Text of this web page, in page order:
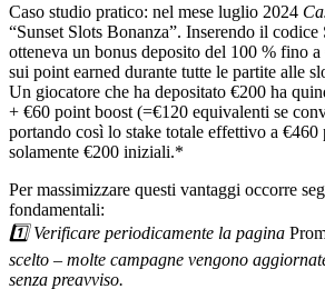
Caso studio pratico: nel mese luglio 2024
“Sunset Slots Bonanza”. Inserendo il
otteneva un bonus deposito del 100 % fino
sui point earned durante tutte le partite alle
Un giocatore che ha depositato €200 ha
+ €60 point boost (=€120 equivalenti se
portando così lo stake totale effettivo a €460
solamente €200 iniziali.*
Per massimizzare questi vantaggi occorre
fondamentali:
1️⃣ Verificare periodicamente la pagina
scelto – molte campagne vengono
senza preavviso.